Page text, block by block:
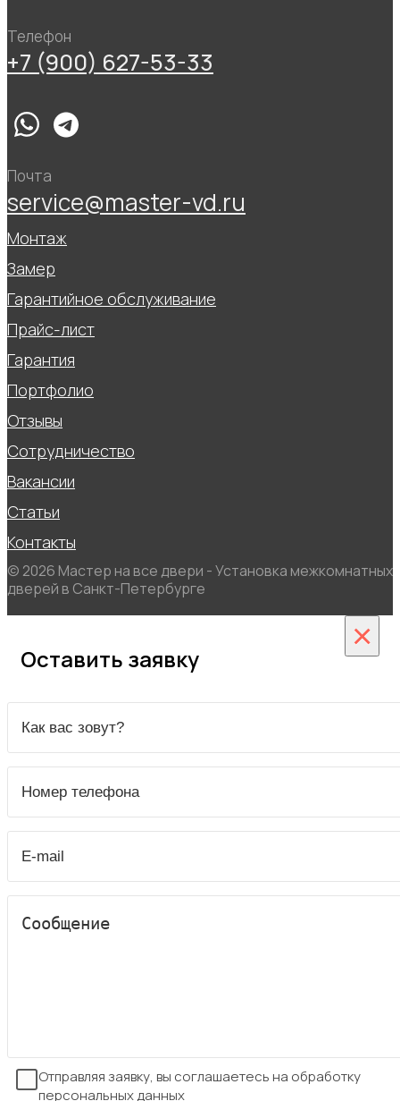
Телефон
+7 (900) 627-53-33
Почта
service@master-vd.ru
Монтаж
Замер
Гарантийное обслуживание
Прайс-лист
Гарантия
Портфолио
Отзывы
Сотрудничество
Вакансии
Статьи
Контакты
© 2026 Мастер на все двери - Установка межкомнатных
дверей в Санкт-Петербурге
×
Оставить заявку
Отправляя заявку, вы соглашаетесь на обработку
персональных данных